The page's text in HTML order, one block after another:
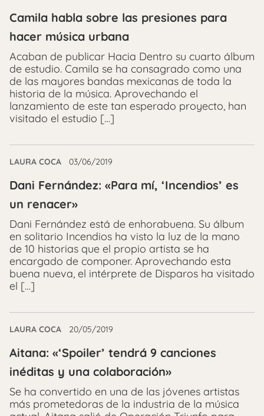
Camila habla sobre las presiones para
hacer música urbana
Acaban de publicar Hacia Dentro su cuarto álbum
de estudio. Camila se ha consagrado como una
de las mayores bandas mexicanas de toda la
historia de la música. Aprovechando el
lanzamiento de este tan esperado proyecto, han
visitado el estudio […]
LAURA COCA 03/06/2019
Dani Fernández: «Para mí, ‘Incendios’ es
un renacer»
Dani Fernández está de enhorabuena. Su álbum
en solitario Incendios ha visto la luz de la mano
de 10 historias que el propio artista se ha
encargado de componer. Aprovechando esta
buena nueva, el intérprete de Disparos ha visitado
el […]
LAURA COCA 20/05/2019
Aitana: «‘Spoiler’ tendrá 9 canciones
inéditas y una colaboración»
Se ha convertido en una de las jóvenes artistas
más prometedoras de la industria de la música